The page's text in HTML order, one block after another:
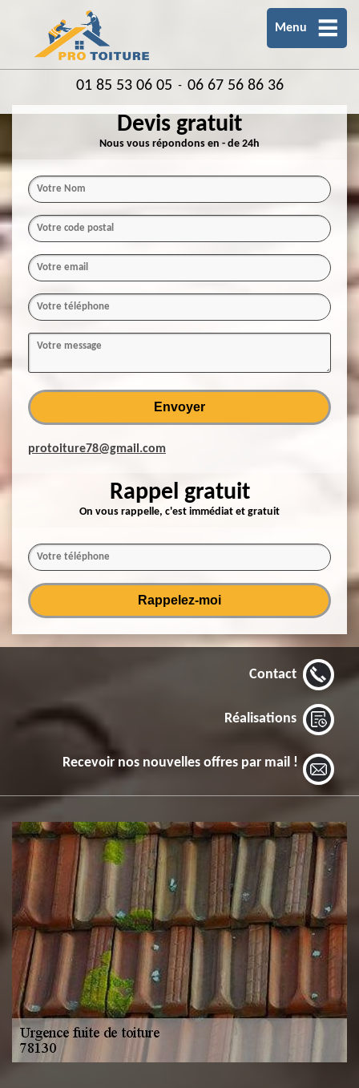
Menu
01 85 53 06 05 - 06 67 56 86 36
Devis gratuit
Nous vous répondons en - de 24h
protoiture78@gmail.com
Rappel gratuit
On vous rappelle, c'est immédiat et gratuit
Contact
Réalisations
Recevoir nos nouvelles offres par mail !